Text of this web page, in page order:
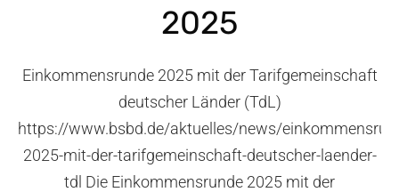
2025
Einkommensrunde 2025 mit der Tarifgemeinschaft
deutscher Länder (TdL)
https://www.bsbd.de/aktuelles/news/
2025-mit-der-tarifgemeinschaft-deutscher-laender-
tdl Die Einkommensrunde 2025 mit der